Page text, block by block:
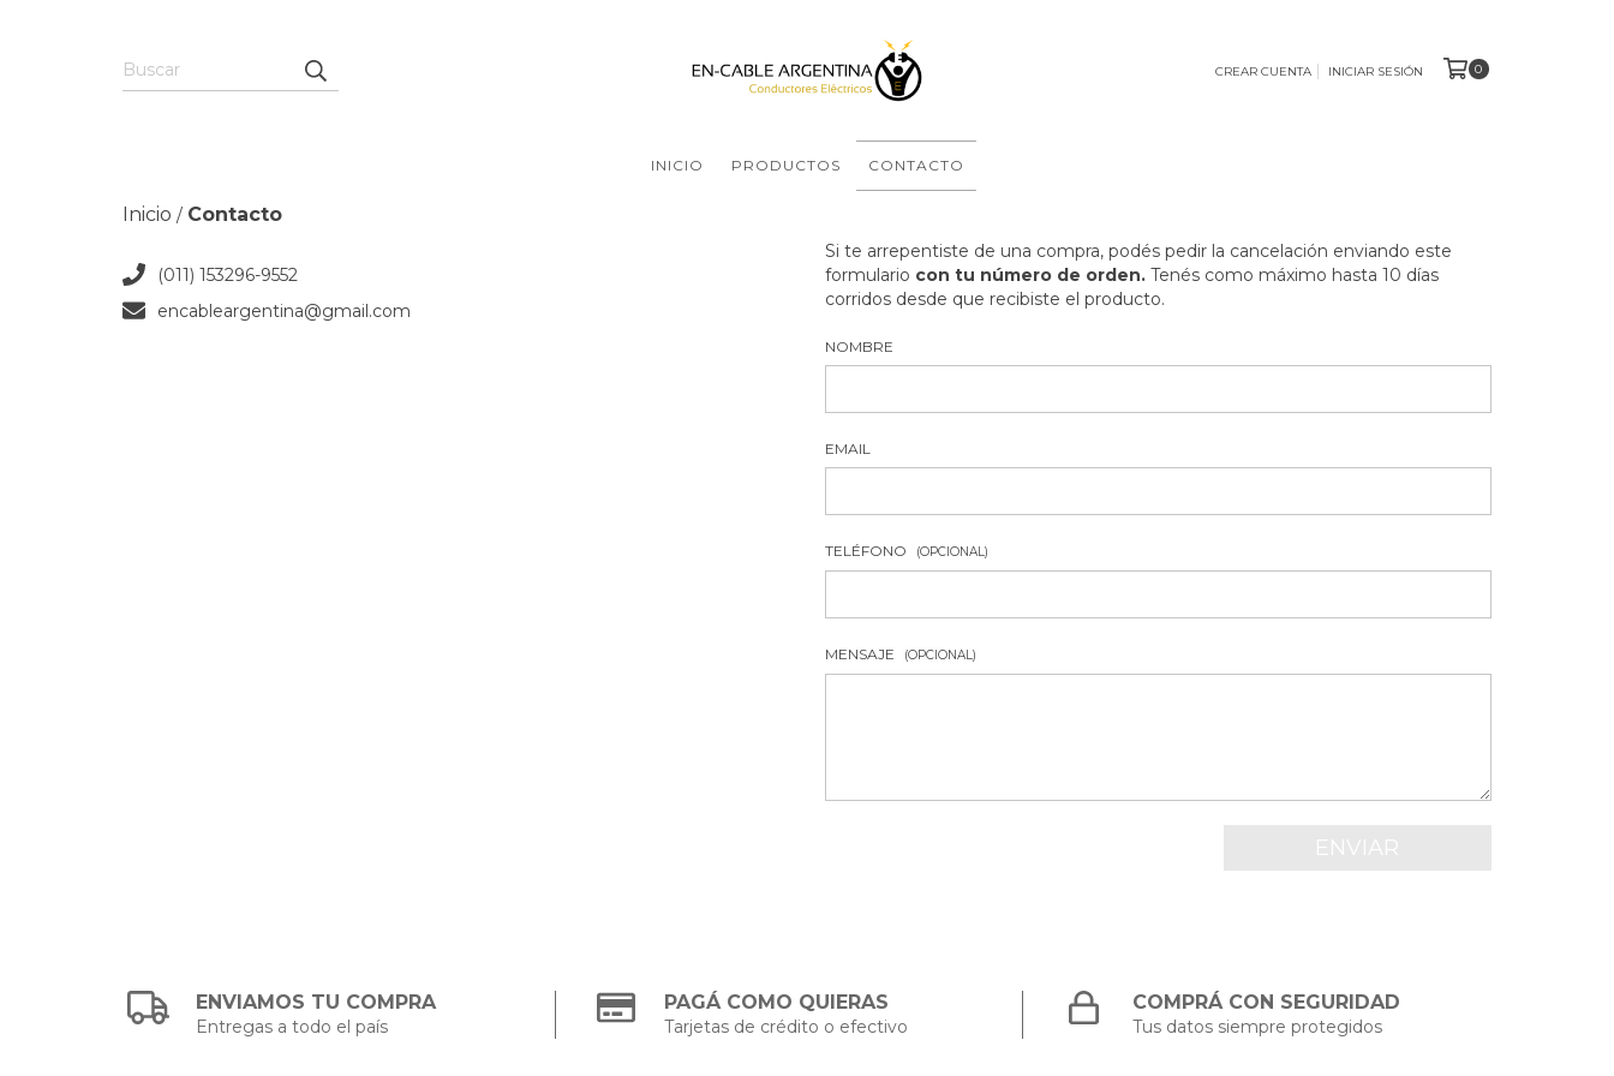
CREAR CUENTA INICIAR SESIÓN 0
INICIO PRODUCTOS CONTACTO
Inicio / Contacto
(011) 153296-9552
encableargentina@gmail.com
Si te arrepentiste de una compra, podés pedir la cancelación enviando este
formulario con tu número de orden.Tenés como máximo hasta 10 días
corridos desde que recibiste el producto.
NOMBRE
EMAIL
TELÉFONO (OPCIONAL)
MENSAJE (OPCIONAL)
ENVIAMOS TU COMPRA
Entregas a todo el país
PAGÁ COMO QUIERAS
Tarjetas de crédito o efectivo
COMPRÁ CON SEGURIDAD
Tus datos siempre protegidos